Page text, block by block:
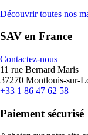
Découvrir toutes nos
SAV en France
Contactez-nous
11 rue Bernard Maris
37270 Montlouis-sur-
+33 1 86 47 62 58
Paiement sécurisé